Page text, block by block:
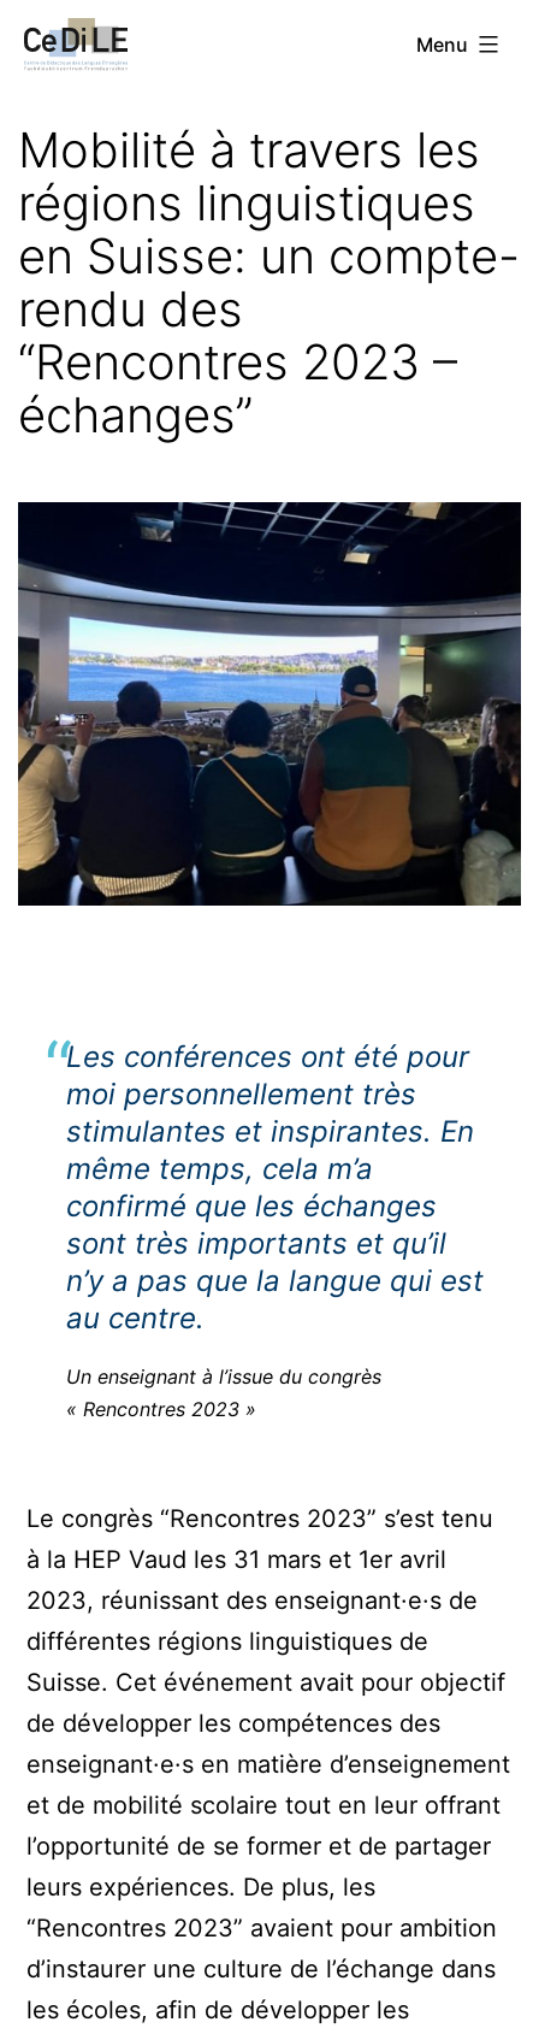
auCeDiLE Menu
Mobilité à travers les
régions linguistiques
en Suisse: un compte-
rendu des
“Rencontres 2023 –
échanges”
Les conférences ont été pour
moi personnellement très
stimulantes et inspirantes. En
même temps, cela m’a
confirmé que les échanges
sont très importants et qu’il
n’y a pas que la langue qui est
au centre.
Un enseignant à l’issue du congrès
« Rencontres 2023 »
Le congrès “Rencontres 2023” s’est tenu
à la HEP Vaud les 31 mars et 1er avril
2023, réunissant des enseignant·e·s de
différentes régions linguistiques de
Suisse. Cet événement avait pour objectif
de développer les compétences des
enseignant·e·s en matière d’enseignement
et de mobilité scolaire tout en leur offrant
l’opportunité de se former et de partager
leurs expériences. De plus, les
“Rencontres 2023” avaient pour ambition
d’instaurer une culture de l’échange dans
les écoles, afin de développer les